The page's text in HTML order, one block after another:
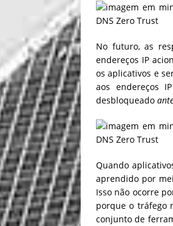
No futuro, as
endereços IP
os aplicativos e
aos endereços
desbloqueado
Quando
aprendido por
Isso não ocorre
porque o tráfego
conjunto de